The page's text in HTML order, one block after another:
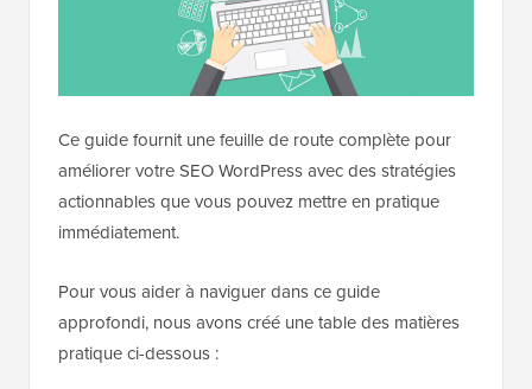
Ce guide fournit une feuille de route complète pour
améliorer votre SEO WordPress avec des stratégies
actionnables que vous pouvez mettre en pratique
immédiatement.
Pour vous aider à naviguer dans ce guide
approfondi, nous avons créé une table des matières
pratique ci-dessous :